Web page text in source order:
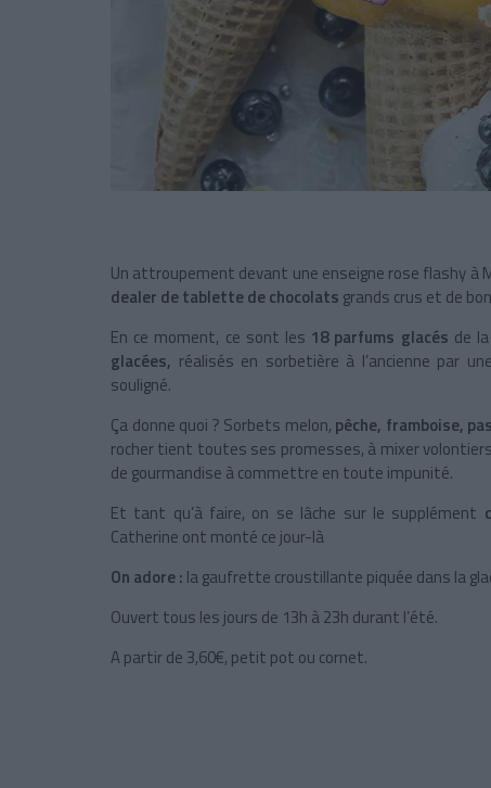
Un attroupement devant une enseigne rose flashy à
dealer de tablette de chocolats grands crus et de
En ce moment, ce sont les 18 parfums glacés de
glacées, réalisés en sorbetière à l’ancienne par
souligné.
Ça donne quoi ? Sorbets melon, pêche, framboise,
rocher tient toutes ses promesses, à mixer
de gourmandise à commettre en toute impunité.
Et tant qu’à faire, on se lâche sur le supplément
Catherine ont monté ce jour-là
On adore : la gaufrette croustillante piquée dans la
Ouvert tous les jours de 13h à 23h durant l’été.
A partir de 3,60€, petit pot ou cornet.